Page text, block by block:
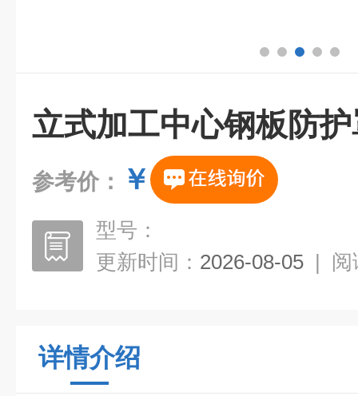
立式加工中心钢板防
参考价： ￥
型号：
更新时间： 2026-08-05 | 阅
详情介绍